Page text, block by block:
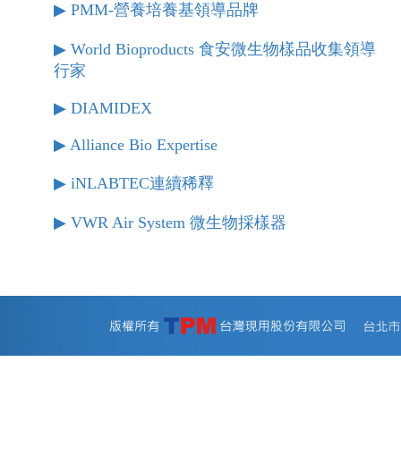
▶︎ PMM-營養培養基領導品牌
▶︎ World Bioproducts 食安微生物樣品收集領導
行家
▶︎ DIAMIDEX
▶︎ Alliance Bio Expertise
▶︎ iNLABTEC連續稀釋
▶︎ VWR Air System 微生物採樣器